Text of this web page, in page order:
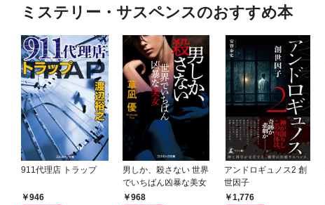
ミステリー・サスペンスのおすすめ本
911代理店 トラップ
946
男しか、殺さない 世界
でいちばん凶暴な美女
968
アンドロギュノス2 創
世因子
1,776